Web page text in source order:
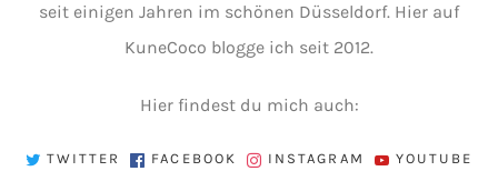
seit einigen Jahren im schönen Düsseldorf. Hier auf
KuneCoco blogge ich seit 2012.
Hier findest du mich auch:
TWITTER FACEBOOK INSTAGRAM
YOUTUBE